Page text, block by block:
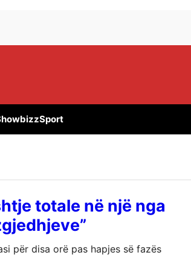
Sport
totale në një nga
për disa orë pas hapjes së fazës